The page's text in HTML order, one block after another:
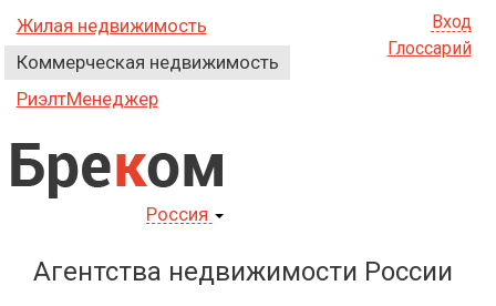
Жилая недвижимость
Коммерческая недвижимость
РиэлтМенеджер
Вход
Глоссарий
Бреком
Россия
Агентства недвижимости России